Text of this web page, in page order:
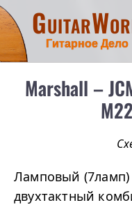
Гитарное Дело
Marshall –
Ламповый (7ламп)
двухтактный